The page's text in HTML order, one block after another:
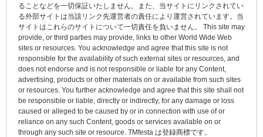
ることなどを一切保証いたしません。また、当サイトにリンクされてい
る外部サイトは当該リンク先運営者の責任により運営されています。当
サイトはこれらのサイトについて一切責任を負いません。 This site may
provide, or third parties may provide, links to other World Wide Web
sites or resources. You acknowledge and agree that this site is not
responsible for the availability of such external sites or resources, and
does not endorse and is not responsible or liable for any Content,
advertising, products or other materials on or available from such sites
or resources. You further acknowledge and agree that this site shall not
be responsible or liable, directly or indirectly, for any damage or loss
caused or alleged to be caused by or in connection with use of or
reliance on any such Content, goods or services available on or
through any such site or resource. TMfesta は登録商標です。